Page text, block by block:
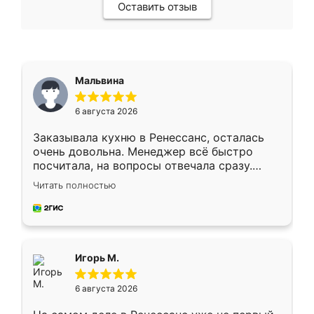
Оставить отзыв
Мальвина
6 августа 2026
Заказывала кухню в Ренессанс, осталась
очень довольна. Менеджер всё быстро
посчитала, на вопросы отвечала сразу.
Замерщик приехал в субботу, подошёл к
делу со всей ответственностью. Собрали
за день, ребята работали аккуратно, даже
Читать полностью
Игорь М.
6 августа 2026